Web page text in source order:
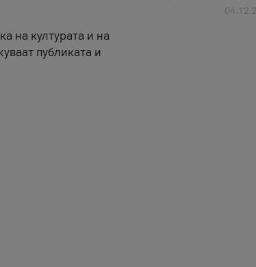
на културата и на
публиката и